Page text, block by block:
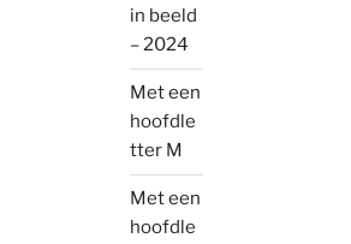
in beeld
– 2024
Met een
hoofdle
tter M
Met een
hoofdle